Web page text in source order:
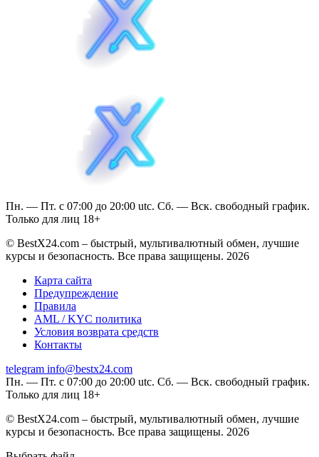
Пн. — Пт. с 07:00 до 20:00 utc. Сб. — Вск. свободный график.
Только для лиц 18+
© BestX24.com – быстрый, мультивалютный обмен, лучшие
курсы и безопасность. Все права защищены. 2026
Карта сайта
Предупреждение
Правила
AML / KYC политика
Условия возврата средств
Контакты
telegram info@bestx24.com
Пн. — Пт. с 07:00 до 20:00 utc. Сб. — Вск. свободный график.
Только для лиц 18+
© BestX24.com – быстрый, мультивалютный обмен, лучшие
курсы и безопасность. Все права защищены. 2026